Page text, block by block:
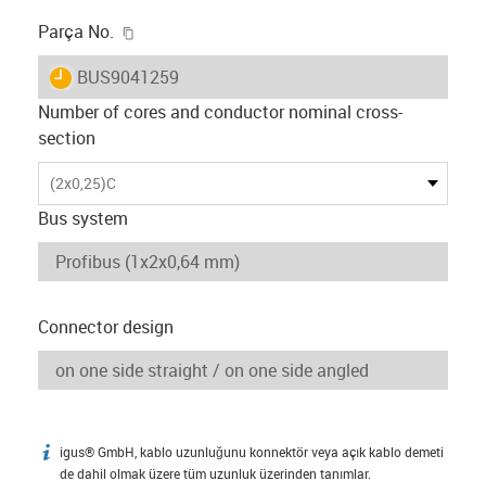
Parça No.
igus-icon-lieferzeit
BUS9041259
Number of cores and conductor nominal cross-
section
(2x0,25)C
Bus system
Connector design
igus-icon-info
igus® GmbH, kablo uzunluğunu konnektör veya açık kablo demeti
de dahil olmak üzere tüm uzunluk üzerinden tanımlar.